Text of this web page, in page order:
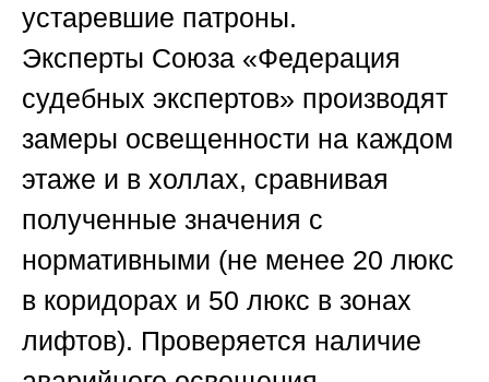
устаревшие патроны.
Эксперты Союза «Федерация
судебных экспертов» производят
замеры освещенности на каждом
этаже и в холлах, сравнивая
полученные значения с
нормативными (не менее 20 люкс
в коридорах и 50 люкс в зонах
лифтов). Проверяется наличие